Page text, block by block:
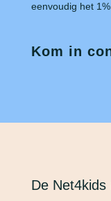
eenvoudig het
Kom in
De Net4kids